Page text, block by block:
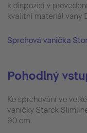
k dispozici v
kvalitní materiál vany
Sprchová vanička
Pohodlný
Ke sprchování ve
vaničky Starck
90 cm.